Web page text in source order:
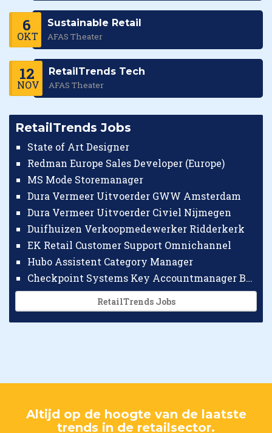
6
OKT
Sustainable Retail
AFAS Theater
12
NOV
RetailTrends Tech
AFAS Theater
RetailTrends Jobs
State of Art Designer
Redman Europe Sales Developer (Europe)
MS Mode Storemanager
Dura Vermeer Uitvoerder GWW Amsterdam
Dura Vermeer Uitvoerder Civiel Nijmegen
Duifhuizen Verkoopmedewerker Ridderkerk
EK Retail Customer Support Omnichannel
Hubo Assistent Category Manager
Checkpoint Systems Key Accountmanager Benelux
RetailTrends Jobs
Altijd op de hoogte van de laatste
trends in de retailsector.